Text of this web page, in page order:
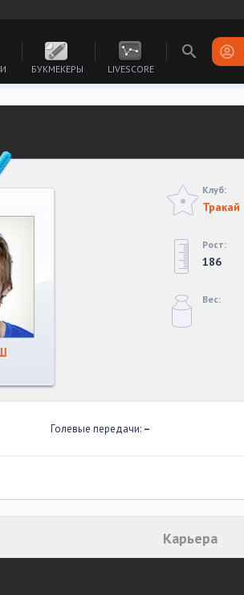
БУКМЕКЕРЫ LIVESCORE
Клуб:
Тракай
Рост:
186
Вес:
Голевые передачи: –
Карьера